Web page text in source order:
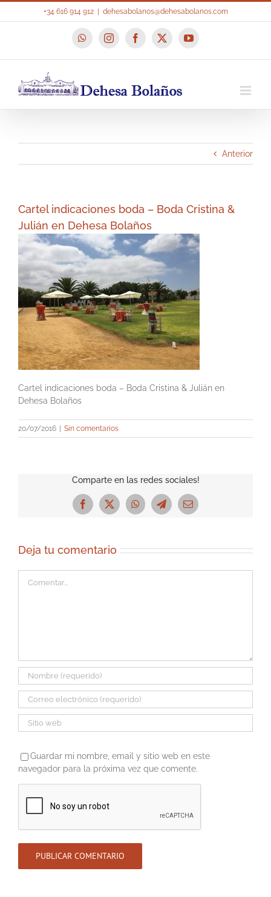
+34 616 914 912 dehesabolanos@dehesabolanos.com
WhatsAppInstagramFacebook
X YouTube
Anterior
Cartel indicaciones boda – Boda Cristina &
Julián en Dehesa Bolaños
Cartel indicaciones boda – Boda Cristina & Julián en
Dehesa Bolaños
20/07/2016 Sin comentarios
Comparte en las redes sociales!
Facebook
X WhatsAppTelegramCorreo
Deja tu comentario
Guardar mi nombre, email y sitio web en este
navegador para la próxima vez que comente.